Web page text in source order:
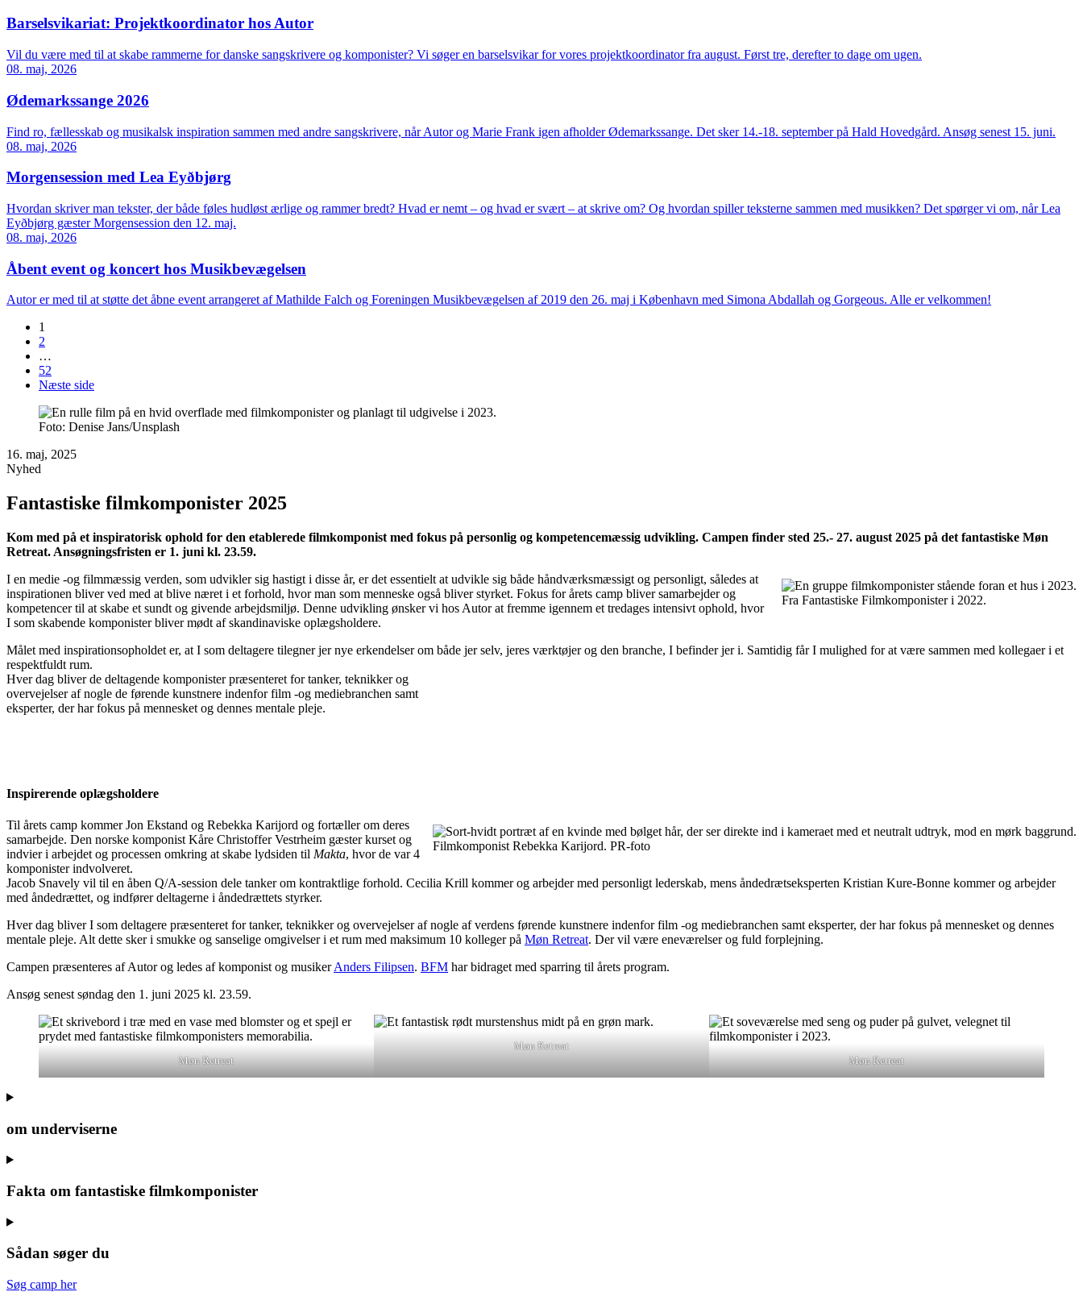
Barselsvikariat: Projektkoordinator hos Autor
Vil du være med til at skabe rammerne for danske sangskrivere og komponister? Vi søger en barselsvikar for vores projektkoordinator fra august. Først tre, derefter to dage om ugen.
08. maj, 2026
Ødemarkssange 2026
Find ro, fællesskab og musikalsk inspiration sammen med andre sangskrivere, når Autor og Marie Frank igen afholder Ødemarkssange. Det sker 14.-18. september på Hald Hovedgård. Ansøg senest 15. juni.
08. maj, 2026
Morgensession med Lea Eyðbjørg
Hvordan skriver man tekster, der både føles hudløst ærlige og rammer bredt? Hvad er nemt – og hvad er svært – at skrive om? Og hvordan spiller teksterne sammen med musikken? Det spørger vi om, når Lea
Eyðbjørg gæster Morgensession den 12. maj.
08. maj, 2026
Åbent event og koncert hos Musikbevægelsen
Autor er med til at støtte det åbne event arrangeret af Mathilde Falch og Foreningen Musikbevægelsen af 2019 den 26. maj i København med Simona Abdallah og Gorgeous. Alle er velkommen!
1
2
…
52
Næste side
Foto: Denise Jans/Unsplash
16. maj, 2025
Nyhed
Fantastiske filmkomponister 2025
Kom med på et inspiratorisk ophold for den etablerede filmkomponist med fokus på personlig og kompetencemæssig udvikling. Campen finder sted 25.- 27. august 2025 på det fantastiske Møn
Retreat. Ansøgningsfristen er 1. juni kl. 23.59.
Fra Fantastiske Filmkomponister i 2022.
I en medie -og filmmæssig verden, som udvikler sig hastigt i disse år, er det essentielt at udvikle sig både håndværksmæssigt og personligt, således at
inspirationen bliver ved med at blive næret i et forhold, hvor man som menneske også bliver styrket. Fokus for årets camp bliver samarbejder og
kompetencer til at skabe et sundt og givende arbejdsmiljø. Denne udvikling ønsker vi hos Autor at fremme igennem et tredages intensivt ophold, hvor
I som skabende komponister bliver mødt af skandinaviske oplægsholdere.
Målet med inspirationsopholdet er, at I som deltagere tilegner jer nye erkendelser om både jer selv, jeres værktøjer og den branche, I befinder jer i. Samtidig får I mulighed for at være sammen med kollegaer i et
respektfuldt rum.
Hver dag bliver de deltagende komponister præsenteret for tanker, teknikker og
overvejelser af nogle de førende kunstnere indenfor film -og mediebranchen samt
eksperter, der har fokus på mennesket og dennes mentale pleje.
Inspirerende oplægsholdere
Filmkomponist Rebekka Karijord. PR-foto
Til årets camp kommer Jon Ekstand og Rebekka Karijord og fortæller om deres
samarbejde. Den norske komponist Kåre Christoffer Vestrheim gæster kurset og
indvier i arbejdet og processen omkring at skabe lydsiden til Makta, hvor de var 4
komponister indvolveret.
Jacob Snavely vil til en åben Q/A-session dele tanker om kontraktlige forhold. Cecilia Krill kommer og arbejder med personligt lederskab, mens åndedrætseksperten Kristian Kure-Bonne kommer og arbejder
med åndedrættet, og indfører deltagerne i åndedrættets styrker.
Hver dag bliver I som deltagere præsenteret for tanker, teknikker og overvejelser af nogle af verdens førende kunstnere indenfor film -og mediebranchen samt eksperter, der har fokus på mennesket og dennes
mentale pleje. Alt dette sker i smukke og sanselige omgivelser i et rum med maksimum 10 kolleger på Møn Retreat. Der vil være eneværelser og fuld forplejning.
Campen præsenteres af Autor og ledes af komponist og musikerAnders Filipsen. BFM har bidraget med sparring til årets program.
Ansøg senest søndag den 1. juni 2025 kl. 23.59.
Møn Retreat
Møn Retreat
Møn Retreat
om underviserne
Fakta om fantastiske filmkomponister
Sådan søger du
Søg camp her